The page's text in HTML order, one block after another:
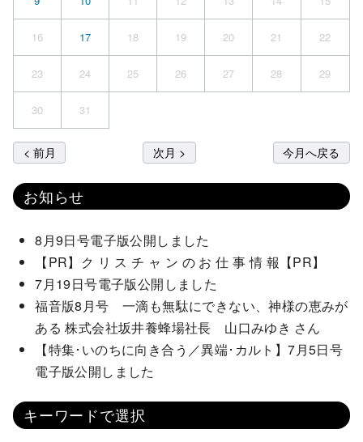
16 17 18 19 20 21 22
23 24 25 26 27 28 29
30 31
< 前月 次月 > 今月へ戻る
お知らせ
8月9日号電子版公開しました
【PR】ク リ ス チ ャ ン の お 仕 事 情 報【PR】
7月19日号電子版公開しました
福音版8月号 一滴も無駄にできない、神様の恵みが
ある 株式会社坂井養蜂場社長 山口みゆき さん
【特集･いのちに向き合う／異端･カルト】7月5日号
電子版公開しました
キーワードで選択